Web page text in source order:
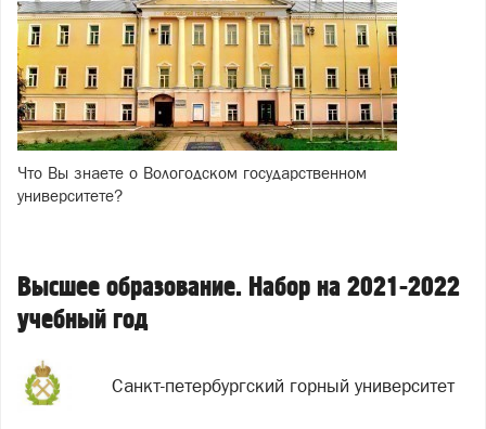
Что Вы знаете о Вологодском государственном
университете?
Высшее образование. Набор на 2021-2022
учебный год
Санкт-петербургский горный университет